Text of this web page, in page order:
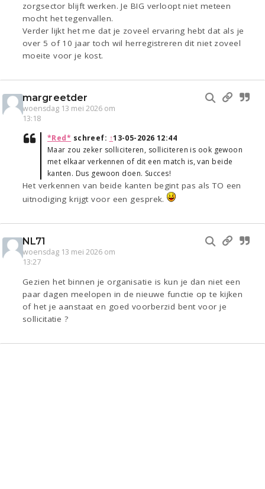
zorgsector blijft werken. Je BIG verloopt niet meteen
mocht het tegenvallen.
Verder lijkt het me dat je zoveel ervaring hebt dat als je
over 5 of 10 jaar toch wil herregistreren dit niet zoveel
moeite voor je kost.
margreetder
woensdag 13 mei 2026 om
13:18
*Red* schreef: ↑13-05-2026 12:44
Maar zou zeker solliciteren, solliciteren is ook gewoon
met elkaar verkennen of dit een match is, van beide
kanten. Dus gewoon doen. Succes!
Het verkennen van beide kanten begint pas als TO een
uitnodiging krijgt voor een gesprek.
NL71
woensdag 13 mei 2026 om
13:27
Gezien het binnen je organisatie is kun je dan niet een
paar dagen meelopen in de nieuwe functie op te kijken
of het je aanstaat en goed voorberzid bent voor je
sollicitatie ?